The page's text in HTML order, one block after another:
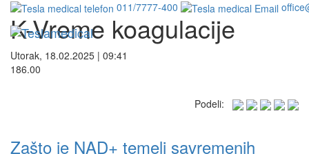
011/7777-400
K-Vreme koagulacije
Utorak, 18.02.2025 | 09:41
186.00
Podeli:
Zašto je NAD+ temelj savremenih